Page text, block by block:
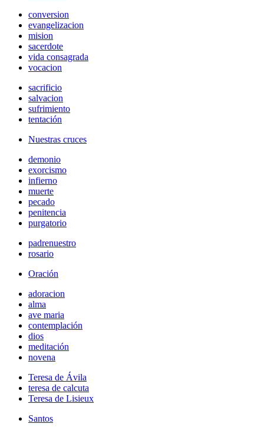
conversion
evangelizacion
mision
sacerdote
vida consagrada
vocacion
sacrificio
salvacion
sufrimiento
tentación
Nuestras cruces
demonio
exorcismo
infierno
muerte
pecado
penitencia
purgatorio
padrenuestro
rosario
Oración
adoracion
alma
ave maria
contemplación
dios
meditación
novena
Teresa de Ávila
teresa de calcuta
Teresa de Lisieux
Santos